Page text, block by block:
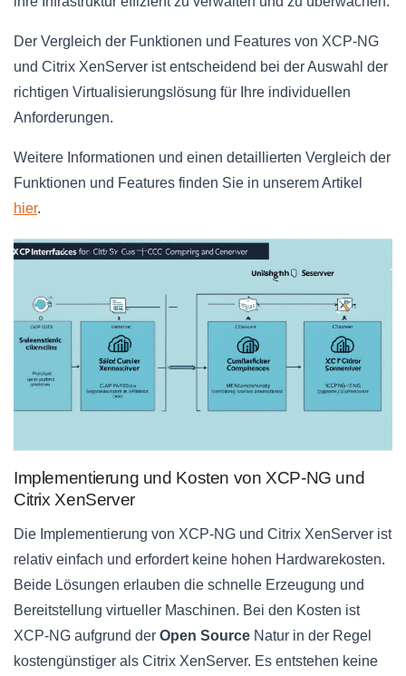
Der Vergleich der Funktionen und Features von XCP-NG
und Citrix XenServer ist entscheidend bei der Auswahl der
richtigen Virtualisierungslösung für Ihre individuellen
Anforderungen.
Weitere Informationen und einen detaillierten Vergleich der
Funktionen und Features finden Sie in unserem Artikel
hier.
Implementierung und Kosten von XCP-NG und
Citrix XenServer
Die Implementierung von XCP-NG und Citrix XenServer ist
relativ einfach und erfordert keine hohen Hardwarekosten.
Beide Lösungen erlauben die schnelle Erzeugung und
Bereitstellung virtueller Maschinen. Bei den Kosten ist
XCP-NG aufgrund der Open Source Natur in der Regel
kostengünstiger als Citrix XenServer. Es entstehen keine